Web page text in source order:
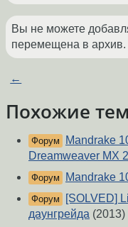
Вы не можете
перемещена в архив.
←
Похожие
Форум
Mandrake
Dreamweaver MX
Форум Mandrake
Форум
[SOLVED]
даунгрейда (2013)